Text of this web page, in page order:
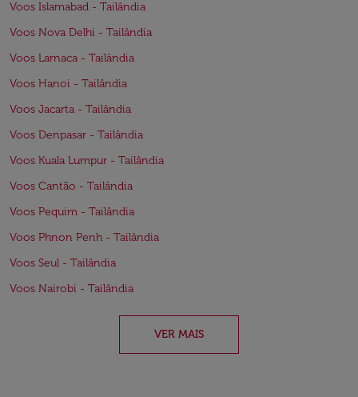
Voos Islamabad - Tailândia
Voos Nova Delhi - Tailândia
Voos Larnaca - Tailândia
Voos Hanoi - Tailândia
Voos Jacarta - Tailândia
Voos Denpasar - Tailândia
Voos Kuala Lumpur - Tailândia
Voos Cantão - Tailândia
Voos Pequim - Tailândia
Voos Phnon Penh - Tailândia
Voos Seul - Tailândia
Voos Nairobi - Tailândia
VER MAIS